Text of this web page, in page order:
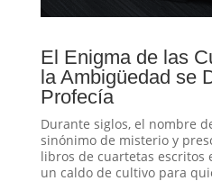
El Enigma de las
la Ambigüedad se
Profecía
Durante siglos, el nombre
sinónimo de misterio y
libros de cuartetas escritos
un caldo de cultivo para